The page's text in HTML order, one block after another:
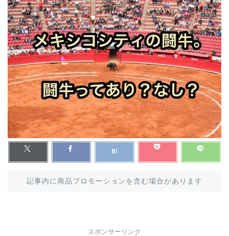
記事内に商品プロモーションを含む場合があります
スポンサーリンク